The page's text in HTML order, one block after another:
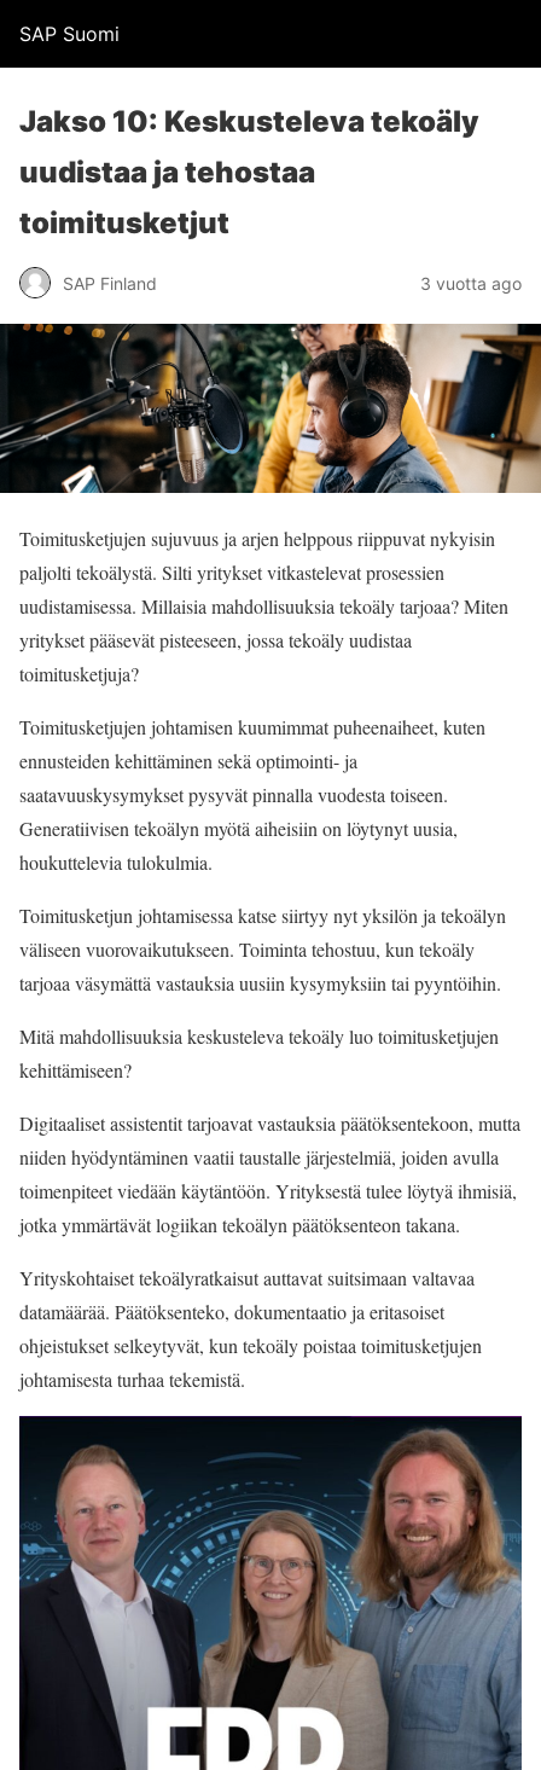
SAP Suomi
Jakso 10: Keskusteleva tekoäly
uudistaa ja tehostaa
toimitusketjut
SAP Finland 3 vuotta ago
Toimitusketjujen sujuvuus ja arjen helppous riippuvat nykyisin
paljolti tekoälystä. Silti yritykset vitkastelevat prosessien
uudistamisessa. Millaisia mahdollisuuksia tekoäly tarjoaa? Miten
yritykset pääsevät pisteeseen, jossa tekoäly uudistaa
toimitusketjuja?
Toimitusketjujen johtamisen kuumimmat puheenaiheet, kuten
ennusteiden kehittäminen sekä optimointi- ja
saatavuuskysymykset pysyvät pinnalla vuodesta toiseen.
Generatiivisen tekoälyn myötä aiheisiin on löytynyt uusia,
houkuttelevia tulokulmia.
Toimitusketjun johtamisessa katse siirtyy nyt yksilön ja tekoälyn
väliseen vuorovaikutukseen. Toiminta tehostuu, kun tekoäly
tarjoaa väsymättä vastauksia uusiin kysymyksiin tai pyyntöihin.
Mitä mahdollisuuksia keskusteleva tekoäly luo toimitusketjujen
kehittämiseen?
Digitaaliset assistentit tarjoavat vastauksia päätöksentekoon, mutta
niiden hyödyntäminen vaatii taustalle järjestelmiä, joiden avulla
toimenpiteet viedään käytäntöön. Yrityksestä tulee löytyä ihmisiä,
jotka ymmärtävät logiikan tekoälyn päätöksenteon takana.
Yrityskohtaiset tekoälyratkaisut auttavat suitsimaan valtavaa
datamäärää. Päätöksenteko, dokumentaatio ja eritasoiset
ohjeistukset selkeytyvät, kun tekoäly poistaa toimitusketjujen
johtamisesta turhaa tekemistä.